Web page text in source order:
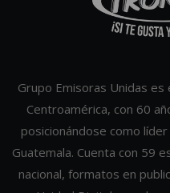
Grupo Emisoras Unidas
Centroamérica, con 60
posicionándose como
Guatemala. Cuenta con 59
nacional, formatos en